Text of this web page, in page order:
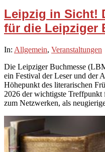
Leipzig in Sicht!
für die Leipziger
2026-
31
In: Allgemein, Veranstaltungen
Die Leipziger Buchmesse
ein Festival der Leser und der
Höhepunkt des literarischen
2026 der wichtigste Treffpunkt
zum Netzwerken, als